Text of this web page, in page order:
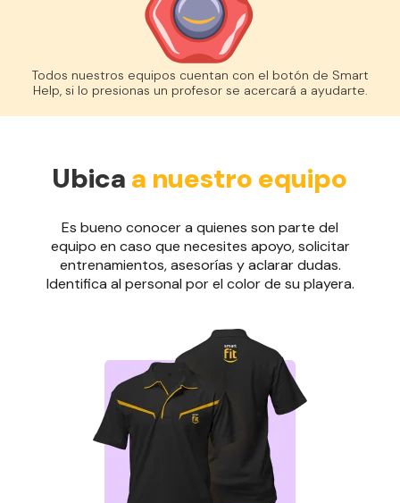
Todos nuestros equipos cuentan con el botón de Smart
Help, si lo presionas un profesor se acercará a ayudarte.
Ubica a nuestro equipo
Es bueno conocer a quienes son parte del
equipo en caso que necesites apoyo, solicitar
entrenamientos, asesorías y aclarar dudas.
Identifica al personal por el color de su playera.